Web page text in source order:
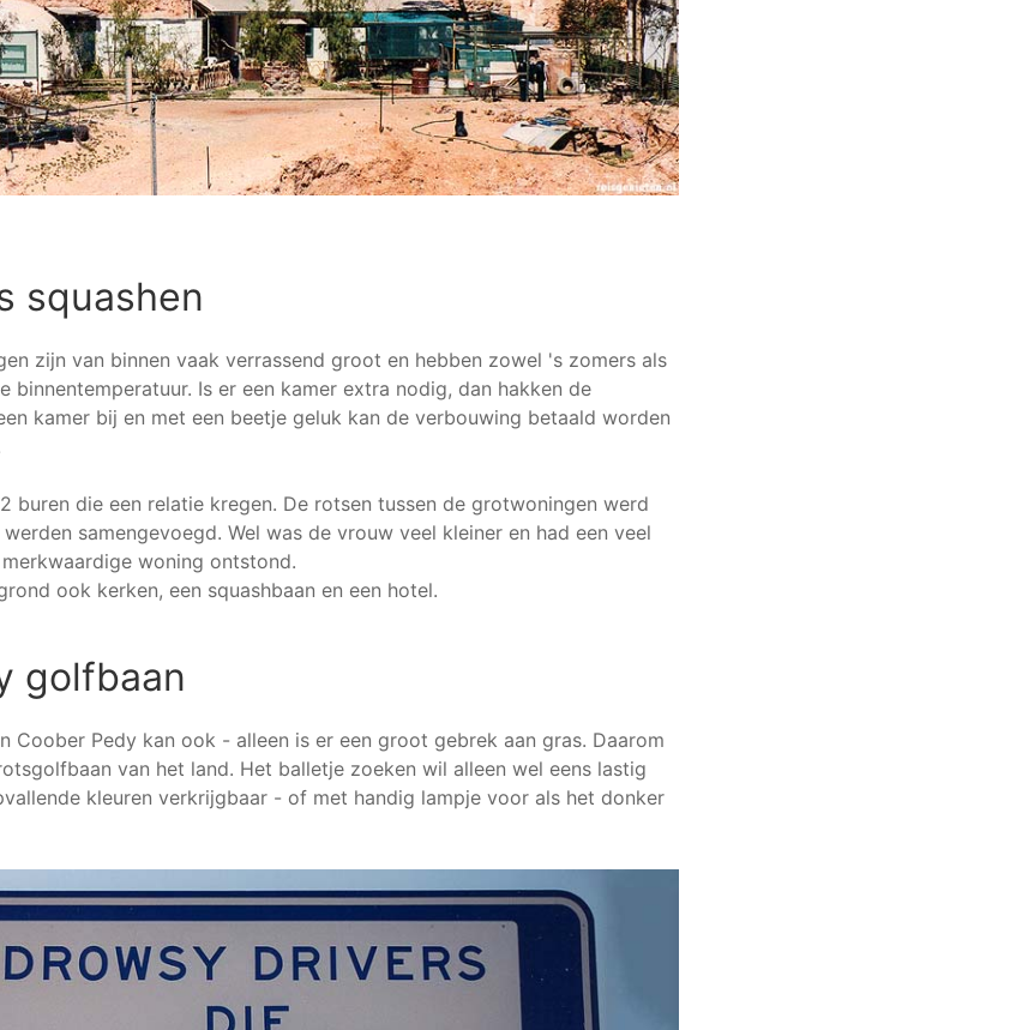
squashen
zijn van binnen vaak verrassend groot en hebben zowel 's zomers als
binnentemperatuur. Is er een kamer extra nodig, dan hakken de
kamer bij en met een beetje geluk kan de verbouwing betaald worden
buren die een relatie kregen. De rotsen tussen de grotwoningen werd
samengevoegd. Wel was de vrouw veel kleiner en had een veel
woning ontstond.
ook kerken, een squashbaan en een hotel.
golfbaan
Coober Pedy kan ook - alleen is er een groot gebrek aan gras. Daarom
van het land. Het balletje zoeken wil alleen wel eens lastig
kleuren verkrijgbaar - of met handig lampje voor als het donker